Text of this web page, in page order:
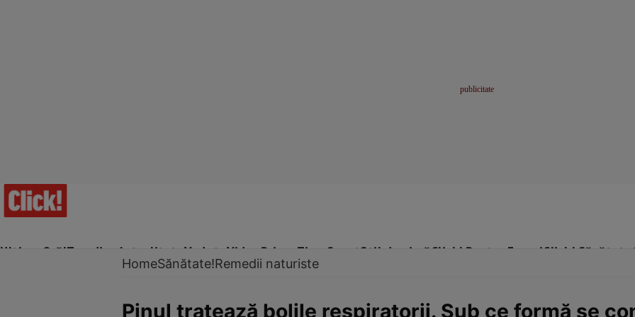
Ultima Oră!Trending Actualitate Vedete Video Prime Time SportStil de viațăClick! Pentru FemeiClick! Sănătate
HomeSănătate!Remedii naturiste
Pinul tratează bolile respiratorii. Sub ce formă se